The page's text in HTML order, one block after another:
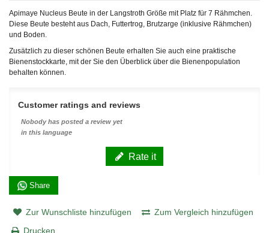
Apimaye Nucleus Beute in der Langstroth Größe mit Platz für 7 Rähmchen.
Diese Beute besteht aus Dach, Futtertrog, Brutzarge (inklusive Rähmchen)
und Boden.
Zusätzlich zu dieser schönen Beute erhalten Sie auch eine praktische
Bienenstockkarte, mit der Sie den Überblick über die Bienenpopulation
behalten können.
Customer ratings and reviews
Nobody has posted a review yet
in this language
Rate it
Share
Zur Wunschliste hinzufügen
Zum Vergleich hinzufügen
Drucken